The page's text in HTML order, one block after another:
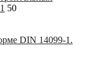
50
DIN 14099-1.